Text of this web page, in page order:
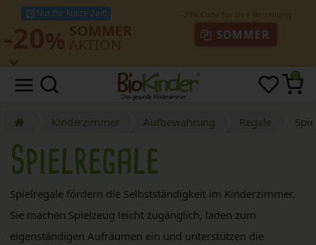
Nur für kurze Zeit!
SOMMER
0
Kinderzimmer Aufbewahrung Regale
Spielregale
Spielregale fördern die Selbstständigkeit im Kinderzimmer.
Sie machen Spielzeug leicht zugänglich, laden zum
eigenständigen Aufräumen ein und unterstützen die